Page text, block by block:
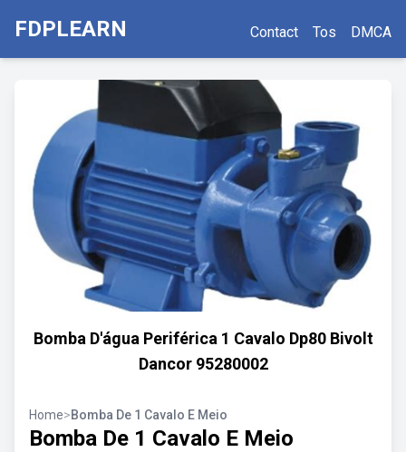
FDPLEARN Contact Tos DMCA
Bomba D'água Periférica 1 Cavalo Dp80 Bivolt
Dancor 95280002
Home>Bomba De 1 Cavalo E Meio
Bomba De 1 Cavalo E Meio